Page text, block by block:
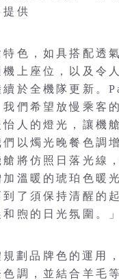
提供
色，如具搭配透
上座位，以及令
續於全機隊更新。
們希望放慢乘客
人的燈光，讓機
以燭光晚餐色調
將仿照日落光線
溫暖的琥珀色暖
了須保持清醒的
煦的日光氛圍。」
劃品牌色的運用
調，並結合羊毛